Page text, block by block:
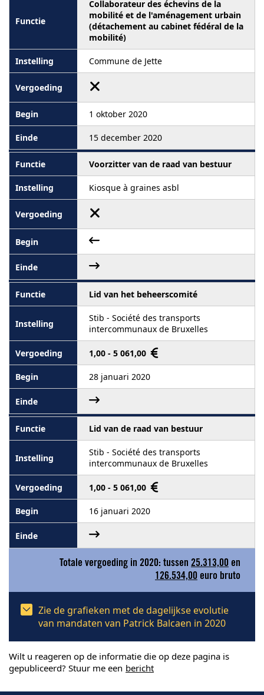
Collaborateur des échevins de la
mobilité et de l'aménagement urbain
(détachement au cabinet fédéral de la
mobilité)
Commune de Jette
1 oktober 2020
15 december 2020
Voorzitter van de raad van bestuur
Kiosque à graines asbl
Lid van het beheerscomité
Stib - Société des transports
intercommunaux de Bruxelles
1,00 - 5 061,00
28 januari 2020
Lid van de raad van bestuur
Stib - Société des transports
intercommunaux de Bruxelles
1,00 - 5 061,00
16 januari 2020
Totale vergoeding in 2020: tussen 25.313,00 en
126.534,00 euro bruto
Zie de grafieken met de dagelijkse evolutie
van mandaten van Patrick Balcaen in 2020
Wilt u reageren op de informatie die op deze pagina is
gepubliceerd? Stuur me een bericht